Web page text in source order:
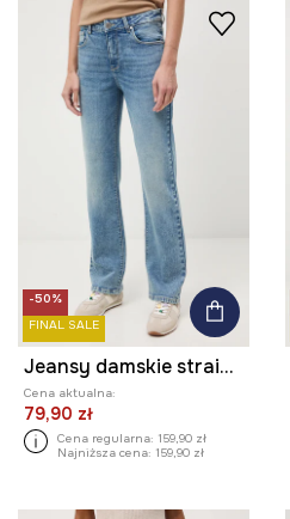
-50%
FINAL SALE
Jeansy damskie straight z efektem sprania
Cena aktualna:
79,90 zł
Cena regularna: 159,90 zł
Najniższa cena: 159,90 zł